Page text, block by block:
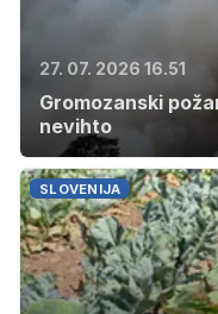
27. 07. 2026 16.51
Gromozanski
nevihto
SLOVENIJA